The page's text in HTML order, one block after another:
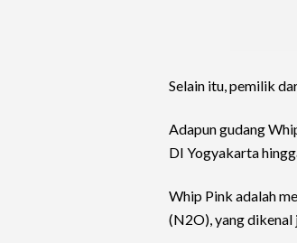
Selain itu, pemilik
Adapun gudang
DI Yogyakarta
Whip Pink adalah
(N2O), yang dikenal